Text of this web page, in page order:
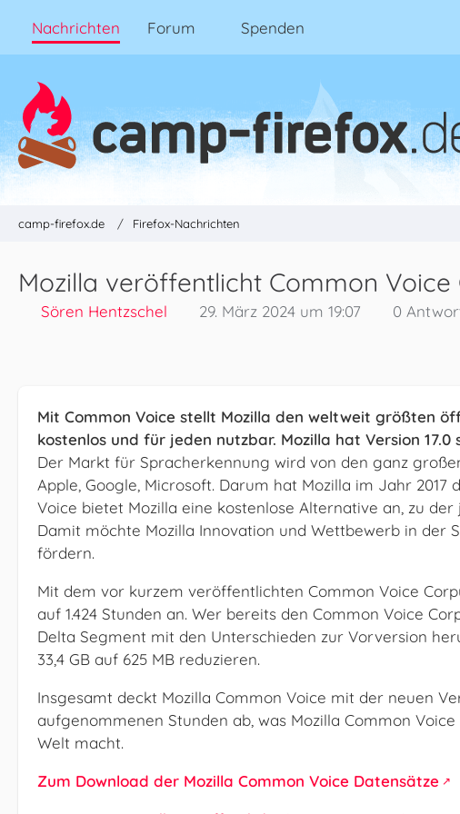
Nachrichten Forum Spenden
camp-firefox.de Firefox-Nachrichten
Mozilla veröffentlicht Common Voice
Sören Hentzschel 29. März 2024 um 19:07 0
Mit Common Voice stellt Mozilla den weltweit größten
kostenlos und für jeden nutzbar. Mozilla hat Version
Der Markt für Spracherkennung wird von den ganz
Apple, Google, Microsoft. Darum hat Mozilla im Jahr 2017
Voice bietet Mozilla eine kostenlose Alternative an, zu
Damit möchte Mozilla Innovation und Wettbewerb in der
fördern.
Mit dem vor kurzem veröffentlichten Common Voice
auf 1.424 Stunden an. Wer bereits den Common Voice
Delta Segment mit den Unterschieden zur Vorversion
33,4 GB auf 625 MB reduzieren.
Insgesamt deckt Mozilla Common Voice mit der neuen
aufgenommenen Stunden ab, was Mozilla Common
Welt macht.
Zum Download der Mozilla Common Voice Datensätze